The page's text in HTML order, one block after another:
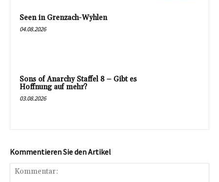
Seen in Grenzach-Wyhlen
04.08.2026
Sons of Anarchy Staffel 8 – Gibt es
Hoffnung auf mehr?
03.08.2026
Kommentieren Sie den Artikel